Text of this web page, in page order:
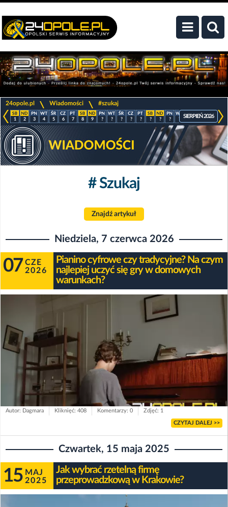
24opole.pl Wiadomości #szukaj
1 2 3 4 5 6 7 8 9 ? ? ? ? ? ? ? ? ? ? ? ?
SIERPIEŃ 2026
# Szukaj
Znajdź artykuł
Niedziela, 7 czerwca 2026
07 CZE
2026
Pianino cyfrowe czy tradycyjne? Na czym
najlepiej uczyć się gry w domowych
warunkach?
Autor: Dagmara Kliknięć: 408 Komentarzy: 0 Zdjęć: 1
CZYTAJ DALEJ >>
Czwartek, 15 maja 2025
15 MAJ
2025
Jak wybrać rzetelną firmę
przeprowadzkową w Krakowie?